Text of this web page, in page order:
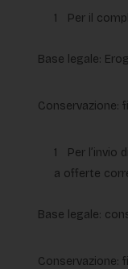
Per il
Base legale:
Conservazione:
Per l’invio
a offerte
Base legale:
Conservazione: